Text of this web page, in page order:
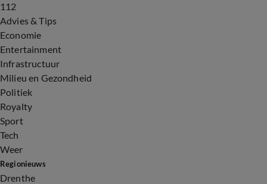
112
Advies & Tips
Economie
Entertainment
Infrastructuur
Milieu en Gezondheid
Politiek
Royalty
Sport
Tech
Weer
Regionieuws
Drenthe